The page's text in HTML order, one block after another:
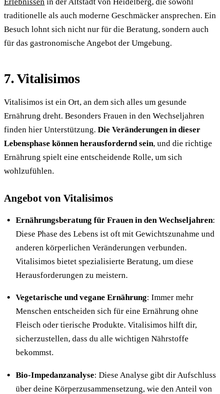
traditionelle als auch moderne Geschmäcker ansprechen. Ein
Besuch lohnt sich nicht nur für die Beratung, sondern auch
für das gastronomische Angebot der Umgebung.
7. Vitalisimos
Vitalisimos ist ein Ort, an dem sich alles um gesunde
Ernährung dreht. Besonders Frauen in den Wechseljahren
finden hier Unterstützung. Die Veränderungen in dieser
Lebensphase können herausfordernd sein, und die richtige
Ernährung spielt eine entscheidende Rolle, um sich
wohlzufühlen.
Angebot von Vitalisimos
Ernährungsberatung für Frauen in den Wechseljahren:
Diese Phase des Lebens ist oft mit Gewichtszunahme und
anderen körperlichen Veränderungen verbunden.
Vitalisimos bietet spezialisierte Beratung, um diese
Herausforderungen zu meistern.
Vegetarische und vegane Ernährung: Immer mehr
Menschen entscheiden sich für eine Ernährung ohne
Fleisch oder tierische Produkte. Vitalisimos hilft dir,
sicherzustellen, dass du alle wichtigen Nährstoffe
bekommst.
Bio-Impedanzanalyse: Diese Analyse gibt dir Aufschluss
über deine Körperzusammensetzung, wie den Anteil von